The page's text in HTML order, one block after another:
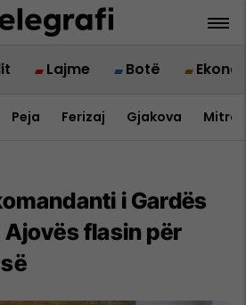
Lajme Botë
Peja Ferizaj Gjakova
i Gardës
flasin për